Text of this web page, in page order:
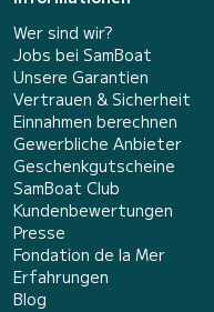
Wer sind wir?
Jobs bei SamBoat
Unsere Garantien
Vertrauen & Sicherheit
Einnahmen berechnen
Gewerbliche Anbieter
Geschenkgutscheine
SamBoat Club
Kundenbewertungen
Presse
Fondation de la Mer
Erfahrungen
Blog